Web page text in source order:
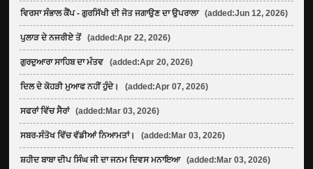
ਵਿਰਸਾ ਸੰਭਾਲ ਕੈਂਪ - ਗੁਰਸਿੱਖੀ ਦੀ ਜੋਤ ਜਗਾਉਣ ਦਾ ਉਪਰਾਲਾ (added:Jun 12, 2026)
ਪੁਲਾੜ ਦੇ ਨਜਰੀਏ ਤੋਂ (added:Apr 22, 2026)
ਗੁਰਦੁਆਰਾ ਸਾਹਿਬ ਦਾ ਮੰਤਵ (added:Apr 20, 2026)
ਦਿਲ ਦੇ ਕੋਹੜੀ ਮੁਆਫ ਨਹੀਂ ਹੁੰਦੇ। (added:Apr 07, 2026)
ਸਫਰਾਂ ਵਿੱਚ ਸੈਰਾਂ (added:Mar 03, 2026)
ਸਬਰ-ਸੰਤੋਖ ਵਿੱਚ ਵੱਡੀਆਂ ਨਿਆਮਤਾਂ। (added:Mar 03, 2026)
ਸ਼ਹੀਦ ਬਾਬਾ ਦੀਪ ਸਿੰਘ ਜੀ ਦਾ ਜਨਮ ਦਿਵਸ ਮਨਾਇਆ (added:Mar 03, 2026)